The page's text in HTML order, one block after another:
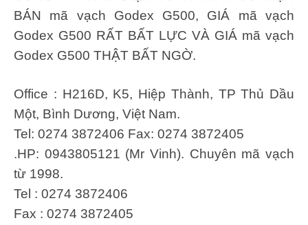
BÁN mã vạch Godex G500, GIÁ mã vạch
Godex G500 RẤT BẤT LỰC VÀ GIÁ mã vạch
Godex G500 THẬT BẤT NGỜ.
Office : H216D, K5, Hiệp Thành, TP Thủ Dầu
Một, Bình Dương, Việt Nam.
Tel: 0274 3872406 Fax: 0274 3872405
.HP: 0943805121 (Mr Vinh). Chuyên mã vạch
từ 1998.
Tel : 0274 3872406
Fax : 0274 3872405